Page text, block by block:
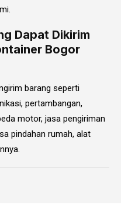
Dapat Dikirim
Bogor
barang seperti
pertambangan,
motor, jasa pengiriman
pindahan rumah, alat